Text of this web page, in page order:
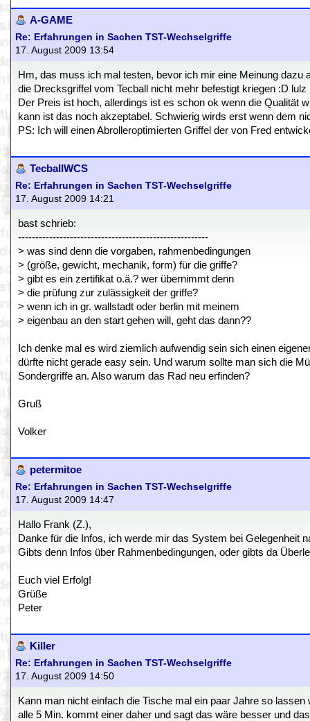
A-GAME
Re: Erfahrungen in Sachen TST-Wechselgriffe
17. August 2009 13:54
Hm, das muss ich mal testen, bevor ich mir eine Meinung
die Drecksgriffel vom Tecball nicht mehr befestigt kriegen :D lulz
Der Preis ist hoch, allerdings ist es schon ok wenn die Qualität
kann ist das noch akzeptabel. Schwierig wirds erst wenn dem
PS: Ich will einen Abrolleroptimierten Griffel der von Fred
TecballWCS
Re: Erfahrungen in Sachen TST-Wechselgriffe
17. August 2009 14:21
bast schrieb:
-------------------------------------------------------
> was sind denn die vorgaben, rahmenbedingungen
> (größe, gewicht, mechanik, form) für die griffe?
> gibt es ein zertifikat o.ä.? wer übernimmt denn
> die prüfung zur zulässigkeit der griffe?
> wenn ich in gr. wallstadt oder berlin mit meinem
> eigenbau an den start gehen will, geht das dann??
Ich denke mal es wird ziemlich aufwendig sein sich einen
dürfte nicht gerade easy sein. Und warum sollte man sich die
Sondergriffe an. Also warum das Rad neu erfinden?
Gruß
Volker
petermitoe
Re: Erfahrungen in Sachen TST-Wechselgriffe
17. August 2009 14:47
Hallo Frank (Z.),
Danke für die Infos, ich werde mir das System bei Gelegenheit
Gibts denn Infos über Rahmenbedingungen, oder gibts da
Euch viel Erfolg!
Grüße
Peter
Killer
Re: Erfahrungen in Sachen TST-Wechselgriffe
17. August 2009 14:50
Kann man nicht einfach die Tische mal ein paar Jahre so lassen
alle 5 Min. kommt einer daher und sagt das wäre besser und